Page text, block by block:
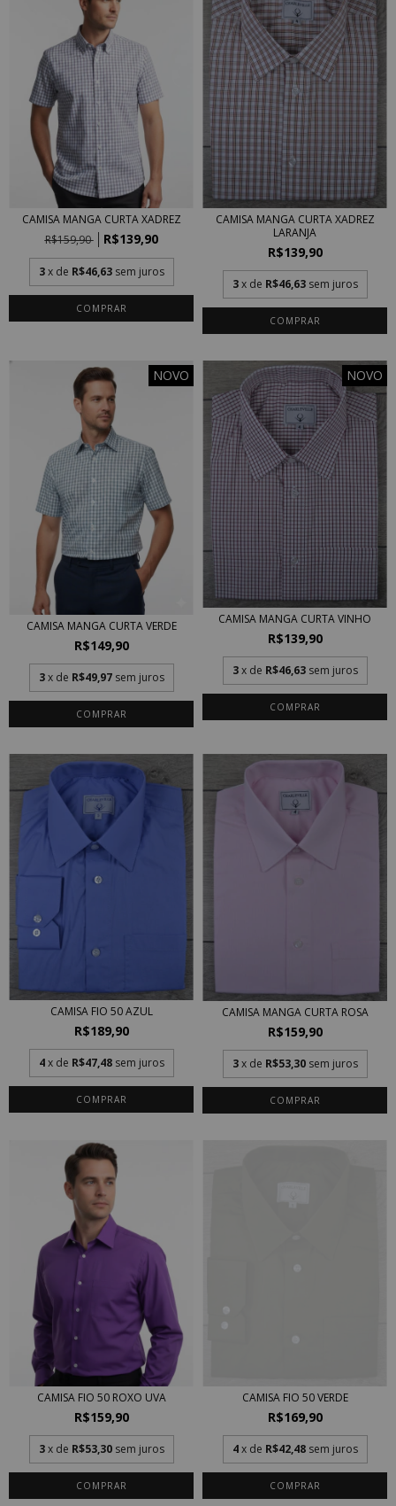
CAMISA MANGA CURTA XADREZ
R$159,90
R$139,90
3 x de R$46,63 sem juros
COMPRAR
CAMISA MANGA CURTA XADREZ
LARANJA
R$139,90
3 x de R$46,63 sem juros
COMPRAR
NOVO
CAMISA MANGA CURTA VERDE
R$149,90
3 x de R$49,97 sem juros
COMPRAR
NOVO
CAMISA MANGA CURTA VINHO
R$139,90
3 x de R$46,63 sem juros
COMPRAR
CAMISA FIO 50 AZUL
R$189,90
4 x de R$47,48 sem juros
COMPRAR
CAMISA MANGA CURTA ROSA
R$159,90
3 x de R$53,30 sem juros
COMPRAR
CAMISA FIO 50 ROXO UVA
R$159,90
3 x de R$53,30 sem juros
COMPRAR
CAMISA FIO 50 VERDE
R$169,90
4 x de R$42,48 sem juros
COMPRAR